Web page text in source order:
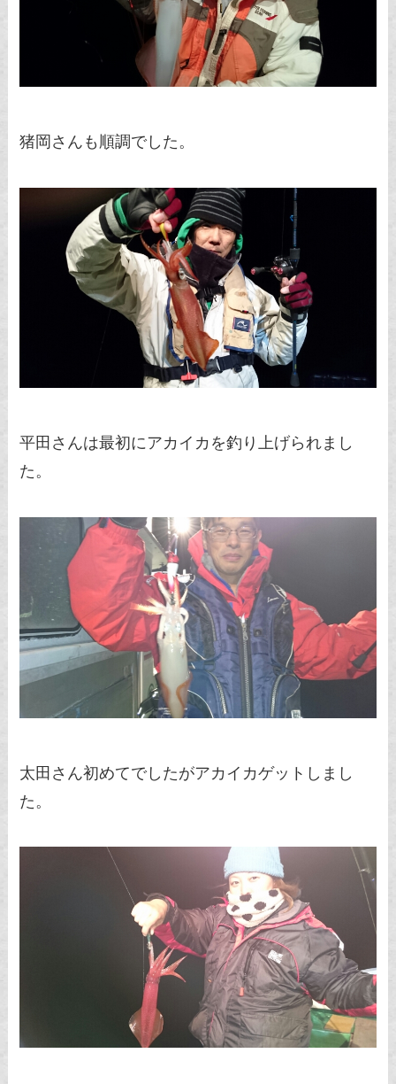
猪岡さんも順調でした。
平田さんは最初にアカイカを釣り上げられまし
た。
太田さん初めてでしたがアカイカゲットしまし
た。